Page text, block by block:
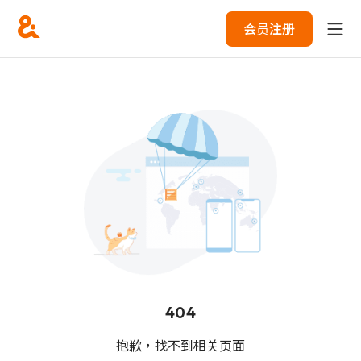
会员注册
404
抱歉，找不到相关页面